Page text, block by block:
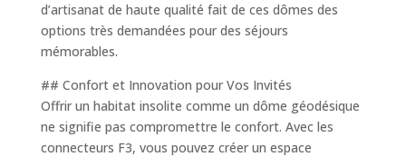
d’artisanat de haute qualité fait de ces dômes des
options très demandées pour des séjours
mémorables.
## Confort et Innovation pour Vos Invités
Offrir un habitat insolite comme un dôme géodésique
ne signifie pas compromettre le confort. Avec les
connecteurs F3, vous pouvez créer un espace